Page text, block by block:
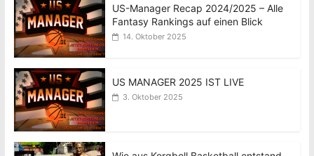
US-Manager Recap 2024/2025 – Alle
Fantasy Rankings auf einen Blick
14. Oktober 2025
US MANAGER 2025 IST LIVE
3. Oktober 2025